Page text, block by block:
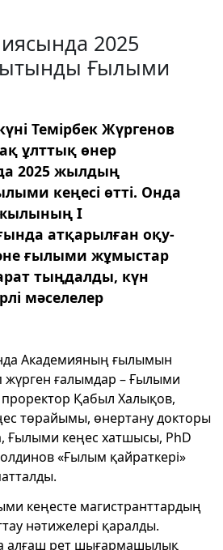
2025
Ғылыми
Темірбек Жүргенов
ұлттық өнер
2025 жылдың
кеңесі өтті. Онда
жылының І
атқарылған оқу-
ғылыми жұмыстар
тыңдалды, күн
мәселелер
Академияның ғылымын
жүрген ғалымдар – Ғылыми
Қабыл Халықов,
төрайымы, өнертану докторы
Ғылыми кеңес хатшысы, PhD
«Ғылым қайраткері»
кеңесте магистранттардың
нәтижелері қаралды.
алғаш рет шығармашылық